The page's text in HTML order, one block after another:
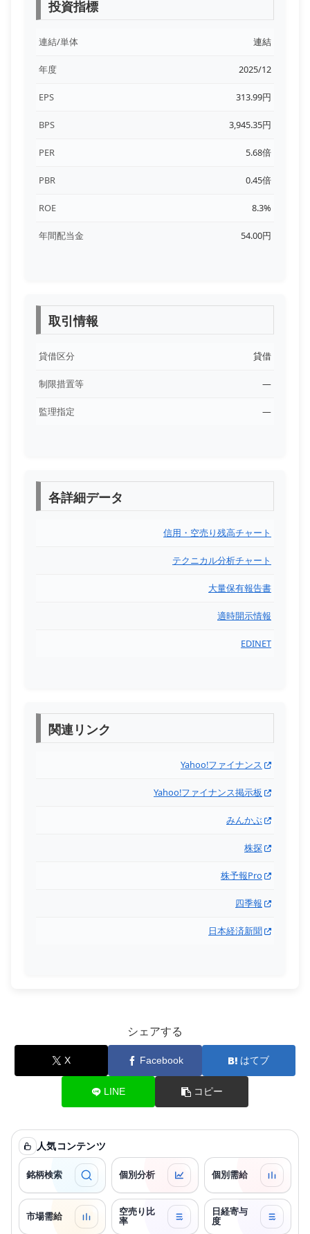
投資指標
連結/単体 連結
年度 2025/12
EPS 313.99円
BPS 3,945.35円
PER 5.68倍
PBR 0.45倍
ROE 8.3%
年間配当金 54.00円
取引情報
貸借区分 貸借
制限措置等 ―
監理指定 ―
各詳細データ
信用・空売り残高チャート
テクニカル分析チャート
大量保有報告書
適時開示情報
EDINET
関連リンク
Yahoo!ファイナンス
Yahoo!ファイナンス掲示板
みんかぶ
株探
株予報Pro
四季報
日本経済新聞
シェアする
X Facebook はてブ
LINE コピー
人気コンテンツ
銘柄検索 個別分析 個別需給
市場需給
空売り比
率
日経寄与
度